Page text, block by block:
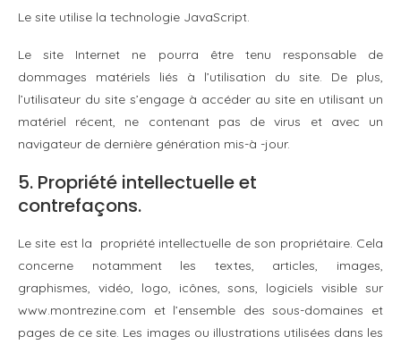
Le site utilise la technologie JavaScript.
Le site Internet ne pourra être tenu responsable de
dommages matériels liés à l’utilisation du site. De plus,
l’utilisateur du site s’engage à accéder au site en utilisant un
matériel récent, ne contenant pas de virus et avec un
navigateur de dernière génération mis-à -jour.
5. Propriété intellectuelle et
contrefaçons.
Le site est la propriété intellectuelle de son propriétaire. Cela
concerne notamment les textes, articles, images,
graphismes, vidéo, logo, icônes, sons, logiciels visible sur
www.montrezine.com et l’ensemble des sous-domaines et
pages de ce site. Les images ou illustrations utilisées dans les